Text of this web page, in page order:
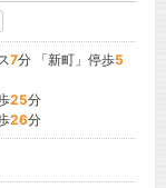
7分 「新町」停歩5
25分
26分